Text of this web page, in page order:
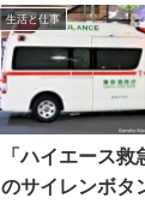
生活と仕事
「ハイエース救
のサイレンボタ